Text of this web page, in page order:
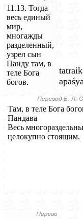
11.13. Тогда
весь единый
мир,
многажды
разделенный,
узрел сын
Панду там, в
теле Бога
богов.
Там, в теле Бога
Пандава
Весь
целокупно стоящим.